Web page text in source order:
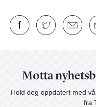
Motta
Hold deg oppdatert med
fra